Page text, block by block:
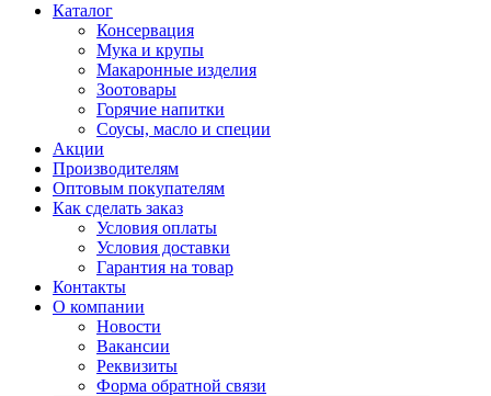
Каталог
Консервация
Мука и крупы
Макаронные изделия
Зоотовары
Горячие напитки
Соусы, масло и специи
Акции
Производителям
Оптовым покупателям
Как сделать заказ
Условия оплаты
Условия доставки
Гарантия на товар
Контакты
О компании
Новости
Вакансии
Реквизиты
Форма обратной связи